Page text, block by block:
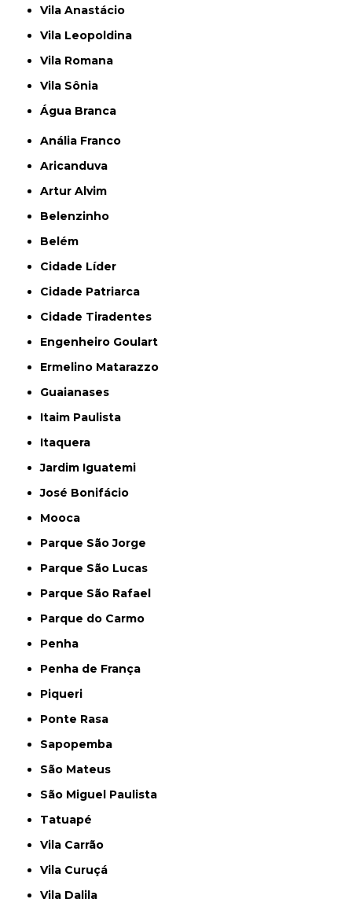
Vila Anastácio
Vila Leopoldina
Vila Romana
Vila Sônia
Água Branca
Anália Franco
Aricanduva
Artur Alvim
Belenzinho
Belém
Cidade Líder
Cidade Patriarca
Cidade Tiradentes
Engenheiro Goulart
Ermelino Matarazzo
Guaianases
Itaim Paulista
Itaquera
Jardim Iguatemi
José Bonifácio
Mooca
Parque São Jorge
Parque São Lucas
Parque São Rafael
Parque do Carmo
Penha
Penha de França
Piqueri
Ponte Rasa
Sapopemba
São Mateus
São Miguel Paulista
Tatuapé
Vila Carrão
Vila Curuçá
Vila Dalila